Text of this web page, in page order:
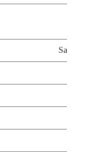
Safety